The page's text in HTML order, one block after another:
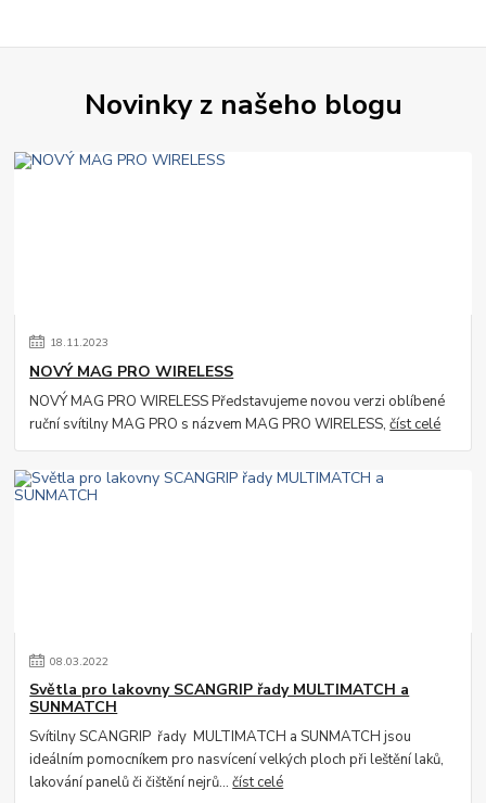
Novinky z našeho blogu
18.11.2023
NOVÝ MAG PRO WIRELESS
NOVÝ MAG PRO WIRELESS Představujeme novou verzi oblíbené
ruční svítilny MAG PRO s názvem MAG PRO WIRELESS,číst celé
08.03.2022
Světla pro lakovny SCANGRIP řady MULTIMATCH a
SUNMATCH
Svítilny SCANGRIP řady MULTIMATCH a SUNMATCH jsou
ideálním pomocníkem pro nasvícení velkých ploch při leštění laků,
lakování panelů či čištění nejrů...číst celé